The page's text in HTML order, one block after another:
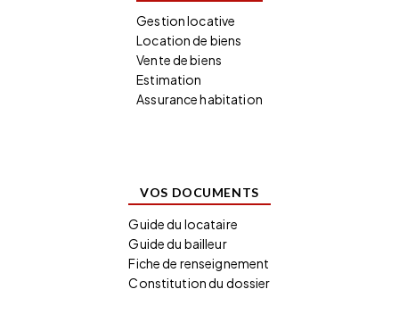
Gestion locative
Location de biens
Vente de biens
Estimation
Assurance habitation
VOS DOCUMENTS
Guide du locataire
Guide du bailleur
Fiche de renseignement
Constitution du dossier